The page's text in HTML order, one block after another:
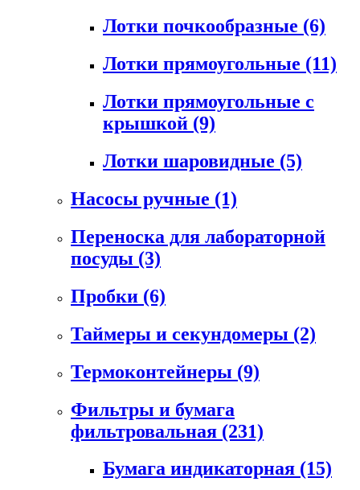
Лотки почкообразные (6)
Лотки прямоугольные (11)
Лотки прямоугольные с
крышкой (9)
Лотки шаровидные (5)
Насосы ручные (1)
Переноска для лабораторной
посуды (3)
Пробки (6)
Таймеры и секундомеры (2)
Термоконтейнеры (9)
Фильтры и бумага
фильтровальная (231)
Бумага индикаторная (15)